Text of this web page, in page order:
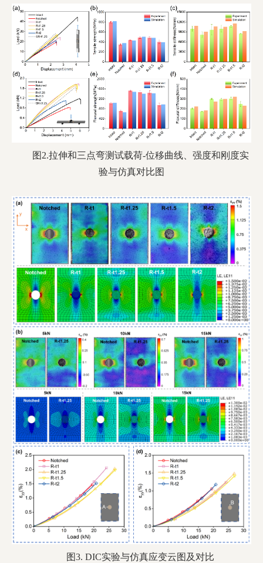
图2.拉伸和三点弯测试载荷-位移曲线、强度和刚度实
验与仿真对比图
图3. DIC实验与仿真应变云图及对比